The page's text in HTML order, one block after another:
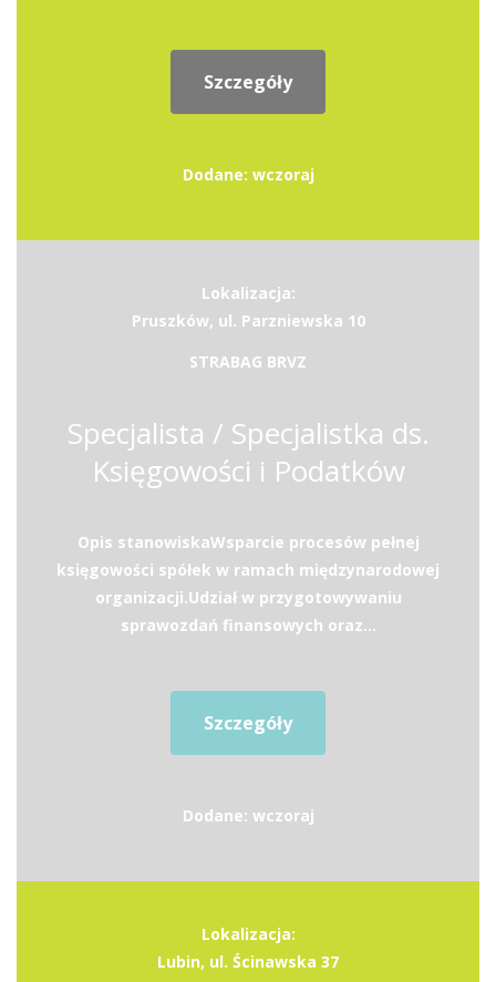
Szczegóły
Dodane: wczoraj
Lokalizacja:
Pruszków, ul. Parzniewska 10
STRABAG BRVZ
Specjalista / Specjalistka ds.
Księgowości i Podatków
Opis stanowiskaWsparcie procesów pełnej
księgowości spółek w ramach międzynarodowej
organizacji.Udział w przygotowywaniu
sprawozdań finansowych oraz...
Szczegóły
Dodane: wczoraj
Lokalizacja:
Lubin, ul. Ścinawska 37